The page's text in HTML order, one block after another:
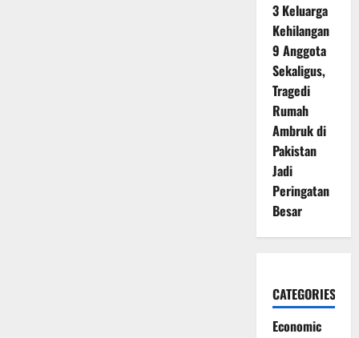
3 Keluarga
Kehilangan
9 Anggota
Sekaligus,
Tragedi
Rumah
Ambruk di
Pakistan
Jadi
Peringatan
Besar
CATEGORIES
Economic